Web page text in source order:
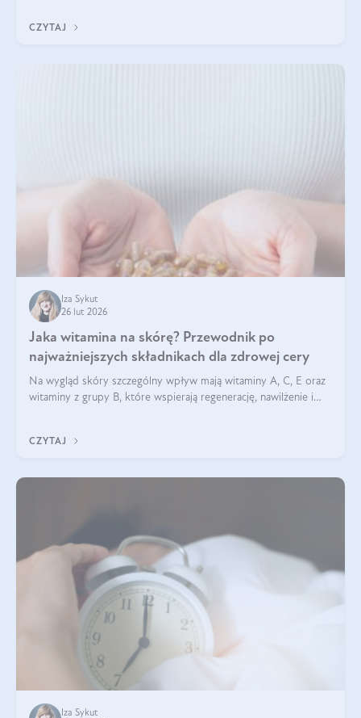
wyjaśnimy.
CZYTAJ
Iza Sykut
26 lut 2026
Jaka witamina na skórę? Przewodnik po
najważniejszych składnikach dla zdrowej cery
Na wygląd skóry szczególny wpływ mają witaminy A, C, E oraz
witaminy z grupy B, które wspierają regenerację, nawilżenie i
CZYTAJ
Iza Sykut